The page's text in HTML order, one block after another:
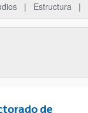
Estructura
de